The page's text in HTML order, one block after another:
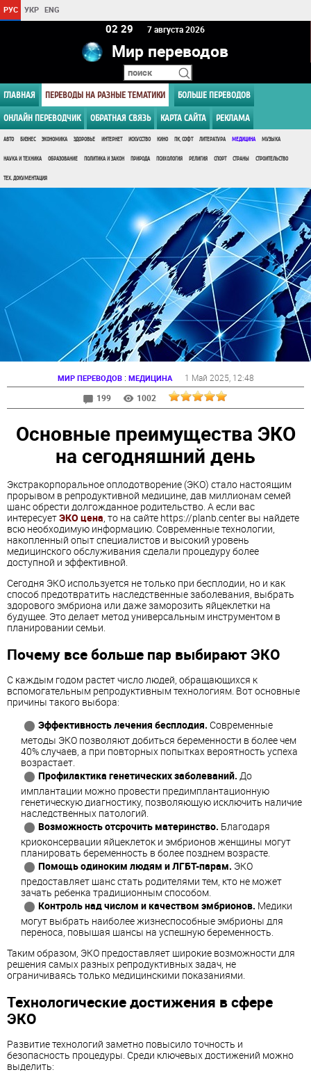
РУС УКР ENG
02:29 7 августа 2026
Мир переводов
ГЛАВНАЯ ПЕРЕВОДЫ НА РАЗНЫЕ ТЕМАТИКИ БОЛЬШЕ ПЕРЕВОДОВ
ОНЛАЙН ПЕРЕВОДЧИК ОБРАТНАЯ СВЯЗЬ КАРТА САЙТА РЕКЛАМА
АВТО БИЗНЕС ЭКОНОМИКА ЗДОРОВЬЕ ИНТЕРНЕТ ИСКУССТВО КИНО ПК, СОФТ ЛИТЕРАТУРА МЕДИЦИНА МУЗЫКА
НАУКА И ТЕХНИКА ОБРАЗОВАНИЕ ПОЛИТИКА И ЗАКОН ПРИРОДА ПСИХОЛОГИЯ РЕЛИГИЯ СПОРТ СТРАНЫ СТРОИТЕЛЬСТВО
ТЕХ. ДОКУМЕНТАЦИЯ
МИР ПЕРЕВОДОВ: МЕДИЦИНА 1 Май 2025 , 12:48
199
1002
Основные преимущества ЭКО
на сегодняшний день
Экстракорпоральное оплодотворение (ЭКО) стало настоящим
прорывом в репродуктивной медицине, дав миллионам семей
шанс обрести долгожданное родительство. А если вас
интересуетЭКО цена, то на сайте https://planb.center вы найдете
всю необходимую информацию. Современные технологии,
накопленный опыт специалистов и высокий уровень
медицинского обслуживания сделали процедуру более
доступной и эффективной.
Сегодня ЭКО используется не только при бесплодии, но и как
способ предотвратить наследственные заболевания, выбрать
здорового эмбриона или даже заморозить яйцеклетки на
будущее. Это делает метод универсальным инструментом в
планировании семьи.
Почему все больше пар выбирают ЭКО
С каждым годом растет число людей, обращающихся к
вспомогательным репродуктивным технологиям. Вот основные
причины такого выбора:
Эффективность лечения бесплодия. Современные
методы ЭКО позволяют добиться беременности в более чем
40% случаев, а при повторных попытках вероятность успеха
возрастает.
Профилактика генетических заболеваний. До
имплантации можно провести предимплантационную
генетическую диагностику, позволяющую исключить наличие
наследственных патологий.
Возможность отсрочить материнство. Благодаря
криоконсервации яйцеклеток и эмбрионов женщины могут
планировать беременность в более позднем возрасте.
Помощь одиноким людям и ЛГБТ-парам. ЭКО
предоставляет шанс стать родителями тем, кто не может
зачать ребенка традиционным способом.
Контроль над числом и качеством эмбрионов. Медики
могут выбрать наиболее жизнеспособные эмбрионы для
переноса, повышая шансы на успешную беременность.
Таким образом, ЭКО предоставляет широкие возможности для
решения самых разных репродуктивных задач, не
ограничиваясь только медицинскими показаниями.
Технологические достижения в сфере
ЭКО
Развитие технологий заметно повысило точность и
безопасность процедуры. Среди ключевых достижений можно
выделить: